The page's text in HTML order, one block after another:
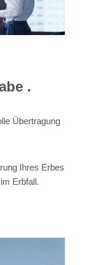
.
Übertragung
Ihres Erbes
Erbfall.